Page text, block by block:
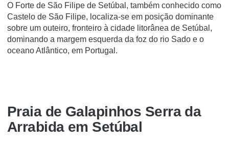
O Forte de São Filipe de Setúbal, também conhecido como
Castelo de São Filipe, localiza-se em posição dominante
sobre um outeiro, fronteiro à cidade litorânea de Setúbal,
dominando a margem esquerda da foz do rio Sado e o
oceano Atlântico, em Portugal.
Praia de Galapinhos Serra da
Arrabida em Setúbal